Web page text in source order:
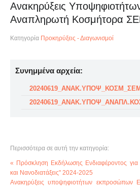
Ανακηρύξεις
Αναπληρωτή Κοσμήτορα
Κατηγορία Προκηρύξεις - Διαγωνισμοί
Συνημμένα αρχεία:
Περισσότερα σε αυτή την κατηγορία:
« Πρόσκληση Εκδήλωσης Ενδιαφέροντος
και Νανοδιατάξεις" 2024-2025
Ανακηρύξεις υποψηφιοτήτων